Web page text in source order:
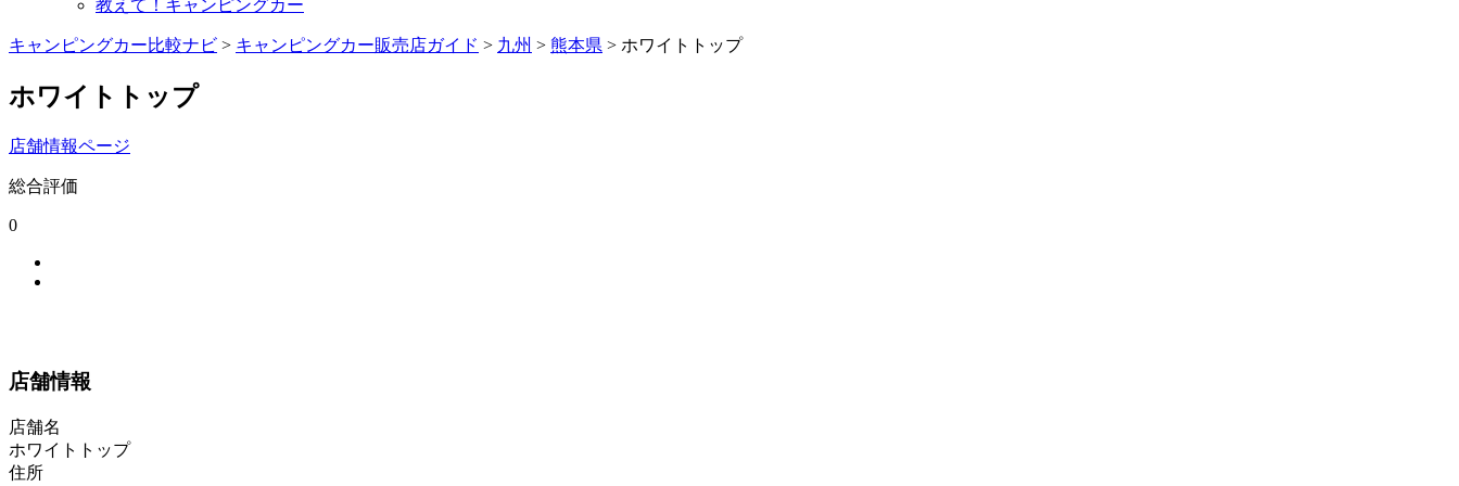
教えて！キャンピングカー
キャンピングカー比較ナビ > キャンピングカー販売店ガイド > 九州 > 熊本県 > ホワイトトップ
ホワイトトップ
店舗情報ページ
総合評価
0
店舗情報
店舗名
ホワイトトップ
住所